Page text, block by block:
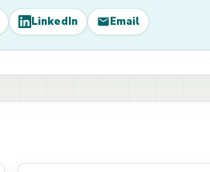
LinkedIn Email